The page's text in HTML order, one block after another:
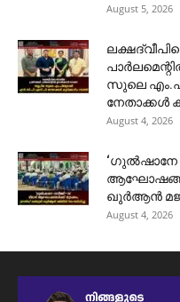
August 5, 2026
സുലെ
നേതാക്കൾ
August 4, 2026
‘ഗുൽഷാനേ
ഖുർആൻ
August 4, 2026